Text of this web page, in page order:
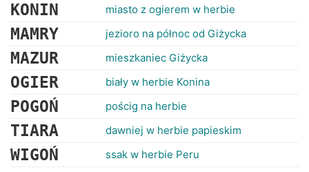
KONIN miasto z ogierem w herbie
MAMRY jezioro na północ od Giżycka
MAZUR mieszkaniec Giżycka
OGIER biały w herbie Konina
POGOŃ pościg na herbie
TIARA dawniej w herbie papieskim
WIGOŃ ssak w herbie Peru